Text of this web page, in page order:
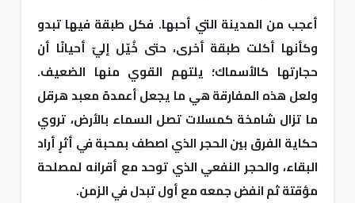
أعجب من المدينة التي أحبها. فكل طبقة فيها تبدو
وكأنها أكلت طبقة أخرى، حتى خُيّل إليّ أحيانًا أن
حجارتها كالأسماك؛ يلتهم القوي منها الضعيف.
ولعل هذه المفارقة هي ما يجعل أعمدة معبد هرقل
ما تزال شامخة كمسلات تصل السماء بالأرض، تروي
حكاية الفرق بين الحجر الذي اصطف بمحبة في أثرٍ أراد
البقاء، والحجر النفعي الذي توحد مع أقرانه لمصلحة
مؤقتة ثم انفض جمعه مع أول تبدل في الزمن.